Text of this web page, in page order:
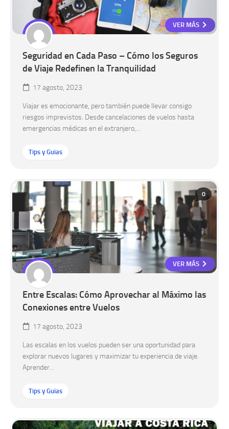
VER MÁS
Seguridad en Cada Paso – Cómo los Seguros
de Viaje Redefinen la Tranquilidad
17 agosto, 2023
Viajar es emocionante, pero también puede llevar consigo
riesgos imprevistos. Desde cancelaciones de vuelos hasta
emergencias médicas en el extranjero,...
Tips y Guias
0
VER MÁS
Entre Escalas: Cómo Aprovechar al Máximo las
Conexiones entre Vuelos
17 agosto, 2023
Las escalas en los vuelos pueden ser una oportunidad para
explorar nuevos lugares y maximizar tu experiencia de viaje.
Aprender...
Tips y Guias